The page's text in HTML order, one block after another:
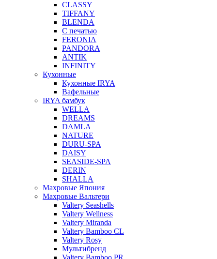
CLASSY
TIFFANY
BLENDA
С печатью
FERONIA
PANDORA
ANTIK
INFINITY
Кухонные
Кухонные IRYA
Вафельные
IRYA бамбук
WELLA
DREAMS
DAMLA
NATURE
DURU-SPA
DAISY
SEASIDE-SPA
DERIN
SHALLA
Махровые Япония
Махровые Вальтери
Valtery Seashells
Valtery Wellness
Valtery Miranda
Valtery Bamboo CL
Valtery Rosy
Мультибренд
Valtery Bamboo PR